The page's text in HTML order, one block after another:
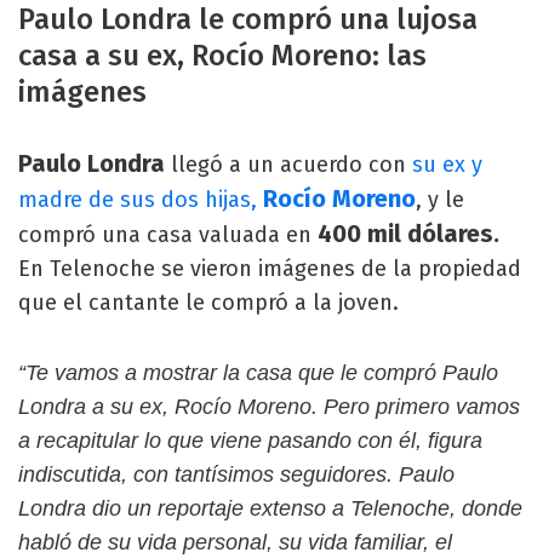
Paulo Londra le compró una lujosa
casa a su ex, Rocío Moreno: las
imágenes
Paulo Londra llegó a un acuerdo con su ex y
madre de sus dos hijas, Rocío Moreno, y le
compró una casa valuada en 400 mil dólares.
En Telenoche se vieron imágenes de la propiedad
que el cantante le compró a la joven.
“Te vamos a mostrar la casa que le compró Paulo
Londra a su ex, Rocío Moreno. Pero primero vamos
a recapitular lo que viene pasando con él, figura
indiscutida, con tantísimos seguidores. Paulo
Londra dio un reportaje extenso a Telenoche, donde
habló de su vida personal, su vida familiar, el